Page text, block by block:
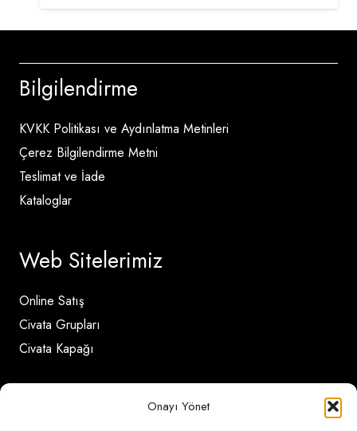
Onayı Yönet
Bilgilendirme
KVKK Politikası ve Aydınlatma Metinleri
Çerez Bilgilendirme Metni
Teslimat ve İade
Kataloglar
Web Sitelerimiz
Online Satış
Civata Grupları
Civata Kapağı
İletişim Detayları